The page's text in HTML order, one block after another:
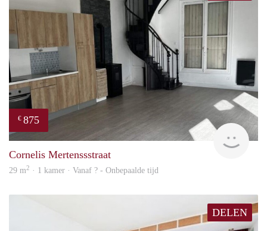
€ 875
Cornelis Mertenssstraat
29 m2 · 1 kamer · Vanaf ? - Onbepaalde tijd
DELEN